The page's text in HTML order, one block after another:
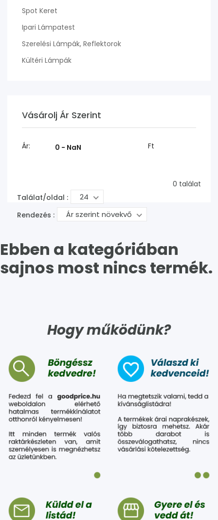
Spot Keret
Ipari Lámpatest
Szerelési Lámpák, Reflektorok
Kültéri Lámpák
Vásárolj Ár Szerint
Ár: Ft
0 találat
Találat/oldal :
24
Rendezés : Ár szerint növekvő
Ebben a kategóriában
sajnos most nincs termék.
Hogy működünk?